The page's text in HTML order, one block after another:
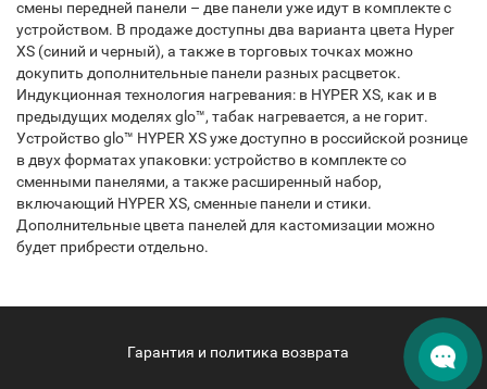
смены передней панели – две панели уже идут в комплекте с
устройством. В продаже доступны два варианта цвета Hyper
XS (синий и черный), а также в торговых точках можно
докупить дополнительные панели разных расцветок.
Индукционная технология нагревания: в HYPER XS, как и в
предыдущих моделях glo™, табак нагревается, а не горит.
Устройство glo™ HYPER XS уже доступно в российской рознице
в двух форматах упаковки: устройство в комплекте со
сменными панелями, а также расширенный набор,
включающий HYPER XS, сменные панели и стики.
Дополнительные цвета панелей для кастомизации можно
будет прибрести отдельно.
Гарантия и политика возврата